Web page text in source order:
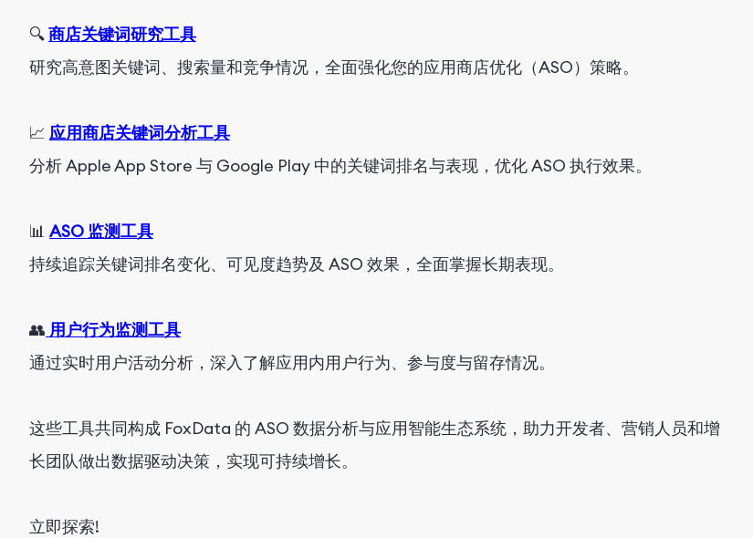
🔍商店关键词研究工具
研究高意图关键词、搜索量和竞争情况，全面强化您的应用商店优化（ASO）策略。
📈 应用商店关键词分析工具
分析 Apple App Store 与 Google Play 中的关键词排名与表现，优化 ASO 执行效果。
📊 ASO 监测工具
持续追踪关键词排名变化、可见度趋势及 ASO 效果，全面掌握长期表现。
👥 用户行为监测工具
通过实时用户活动分析，深入了解应用内用户行为、参与度与留存情况。
这些工具共同构成 FoxData 的 ASO 数据分析与应用智能生态系统，助力开发者、营销人员和增
长团队做出数据驱动决策，实现可持续增长。
立即探索!